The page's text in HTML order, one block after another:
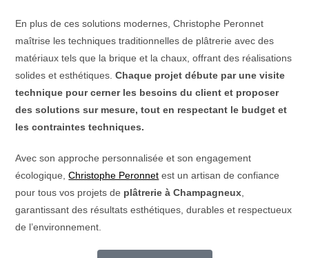
En plus de ces solutions modernes, Christophe Peronnet
maîtrise les techniques traditionnelles de plâtrerie avec des
matériaux tels que la brique et la chaux, offrant des réalisations
solides et esthétiques.Chaque projet débute par une visite
technique pour cerner les besoins du client et proposer
des solutions sur mesure, tout en respectant le budget et
les contraintes techniques.
Avec son approche personnalisée et son engagement
écologique,Christophe Peronnet est un artisan de confiance
pour tous vos projets de plâtrerie à Champagneux,
garantissant des résultats esthétiques, durables et respectueux
de l’environnement.